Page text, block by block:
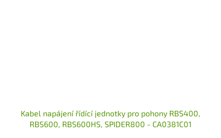
Kabel napájení řídící jednotky pro pohony RBS400,
RBS600, RBS600HS, SPIDER800 - CA0381C01